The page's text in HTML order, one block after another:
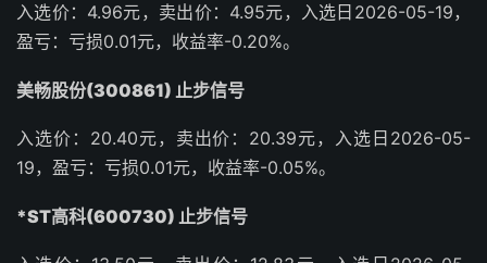
入选价：4.96元，卖出价：4.95元，入选日2026-05-19，
盈亏：亏损0.01元，收益率-0.20%。
美畅股份(300861) 止步信号
入选价：20.40元，卖出价：20.39元，入选日2026-05-
19，盈亏：亏损0.01元，收益率-0.05%。
*ST高科(600730) 止步信号